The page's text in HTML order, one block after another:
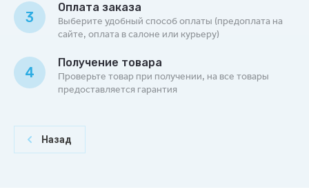
3
Оплата заказа
Выберите удобный способ оплаты (предоплата на
сайте, оплата в салоне или курьеру)
4
Получение товара
Проверьте товар при получении, на все товары
предоставляется гарантия
Назад